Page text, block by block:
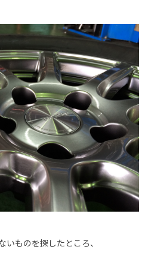
ものを探したところ、